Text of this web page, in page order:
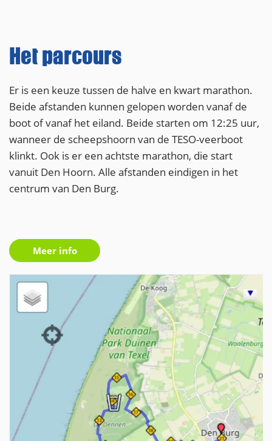
Het parcours
Er is een keuze tussen de halve en kwart marathon.
Beide afstanden kunnen gelopen worden vanaf de
boot of vanaf het eiland. Beide starten om 12:25 uur,
wanneer de scheepshoorn van de TESO-veerboot
klinkt. Ook is er een achtste marathon, die start
vanuit Den Hoorn. Alle afstanden eindigen in het
centrum van Den Burg.
Meer info